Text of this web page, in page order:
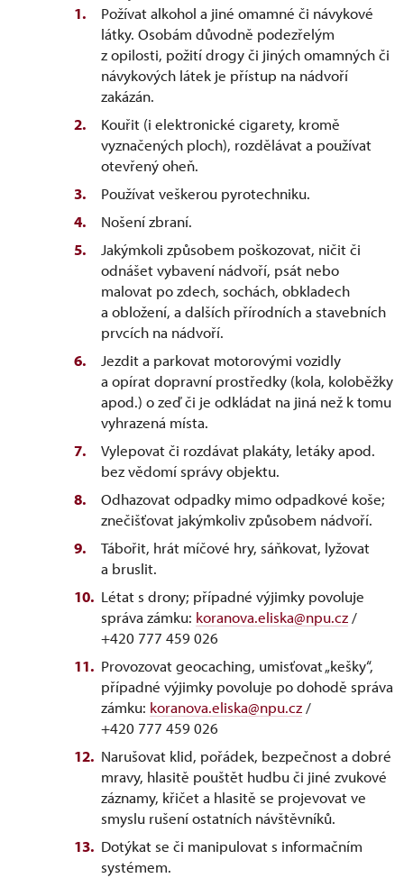
Požívat alkohol a jiné omamné či návykové
látky. Osobám důvodně podezřelým
z opilosti, požití drogy či jiných omamných či
návykových látek je přístup na nádvoří
zakázán.
Kouřit (i elektronické cigarety, kromě
vyznačených ploch), rozdělávat a používat
otevřený oheň.
Používat veškerou pyrotechniku.
Nošení zbraní.
Jakýmkoli způsobem poškozovat, ničit či
odnášet vybavení nádvoří, psát nebo
malovat po zdech, sochách, obkladech
a obložení, a dalších přírodních a stavebních
prvcích na nádvoří.
Jezdit a parkovat motorovými vozidly
a opírat dopravní prostředky (kola, koloběžky
apod.) o zeď či je odkládat na jiná než k tomu
vyhrazená místa.
Vylepovat či rozdávat plakáty, letáky apod.
bez vědomí správy objektu.
Odhazovat odpadky mimo odpadkové koše;
znečišťovat jakýmkoliv způsobem nádvoří.
Tábořit, hrát míčové hry, sáňkovat, lyžovat
a bruslit.
Létat s drony; případné výjimky povoluje
správa zámku: koranova.eliska@npu.cz /
+420 777 459 026
Provozovat geocaching, umisťovat „kešky“,
případné výjimky povoluje po dohodě správa
zámku: koranova.eliska@npu.cz /
+420 777 459 026
Narušovat klid, pořádek, bezpečnost a dobré
mravy, hlasitě pouštět hudbu či jiné zvukové
záznamy, křičet a hlasitě se projevovat ve
smyslu rušení ostatních návštěvníků.
Dotýkat se či manipulovat s informačním
systémem.